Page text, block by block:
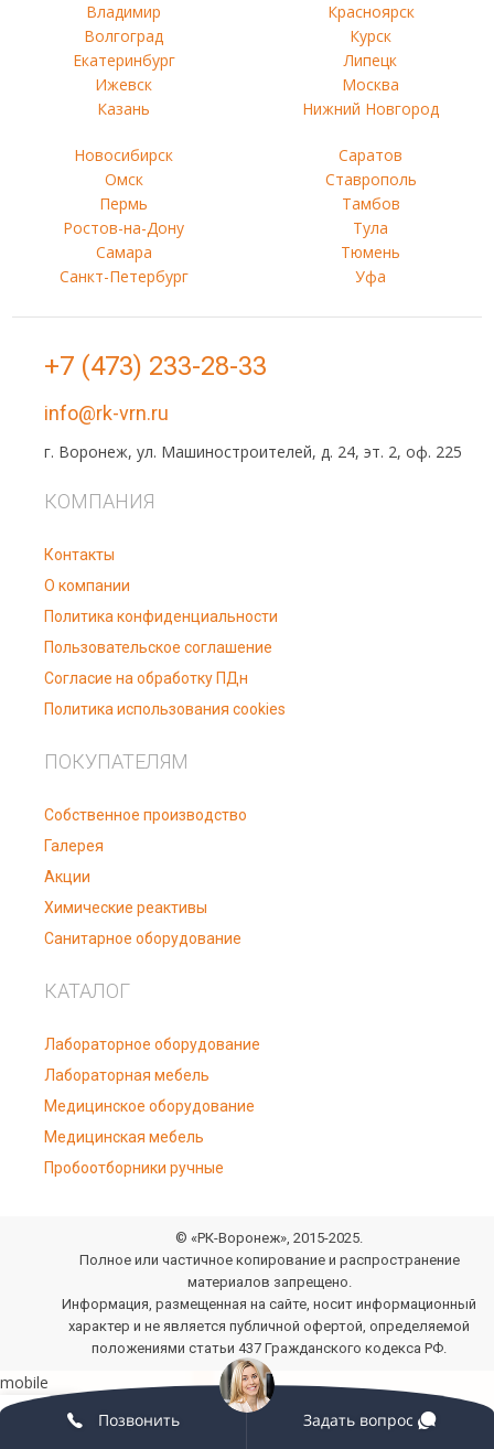
Владимир
Волгоград
Екатеринбург
Ижевск
Казань
Красноярск
Курск
Липецк
Москва
Нижний Новгород
Новосибирск
Омск
Пермь
Ростов-на-Дону
Самара
Санкт-Петербург
Саратов
Ставрополь
Тамбов
Тула
Тюмень
Уфа
+7 (473) 233-28-33
info@rk-vrn.ru
г. Воронеж, ул. Машиностроителей, д. 24, эт. 2, оф. 225
КОМПАНИЯ
Контакты
О компании
Политика конфиденциальности
Пользовательское соглашение
Согласие на обработку ПДн
Политика использования cookies
ПОКУПАТЕЛЯМ
Собственное производство
Галерея
Акции
Химические реактивы
Санитарное оборудование
КАТАЛОГ
Лабораторное оборудование
Лабораторная мебель
Медицинское оборудование
Медицинская мебель
Пробоотборники ручные
© «РК-Воронеж», 2015-2025.
Полное или частичное копирование и распространение
материалов запрещено.
Информация, размещенная на сайте, носит информационный
характер и не является публичной офертой, определяемой
положениями статьи 437 Гражданского кодекса РФ.
Позвонить Задать вопрос